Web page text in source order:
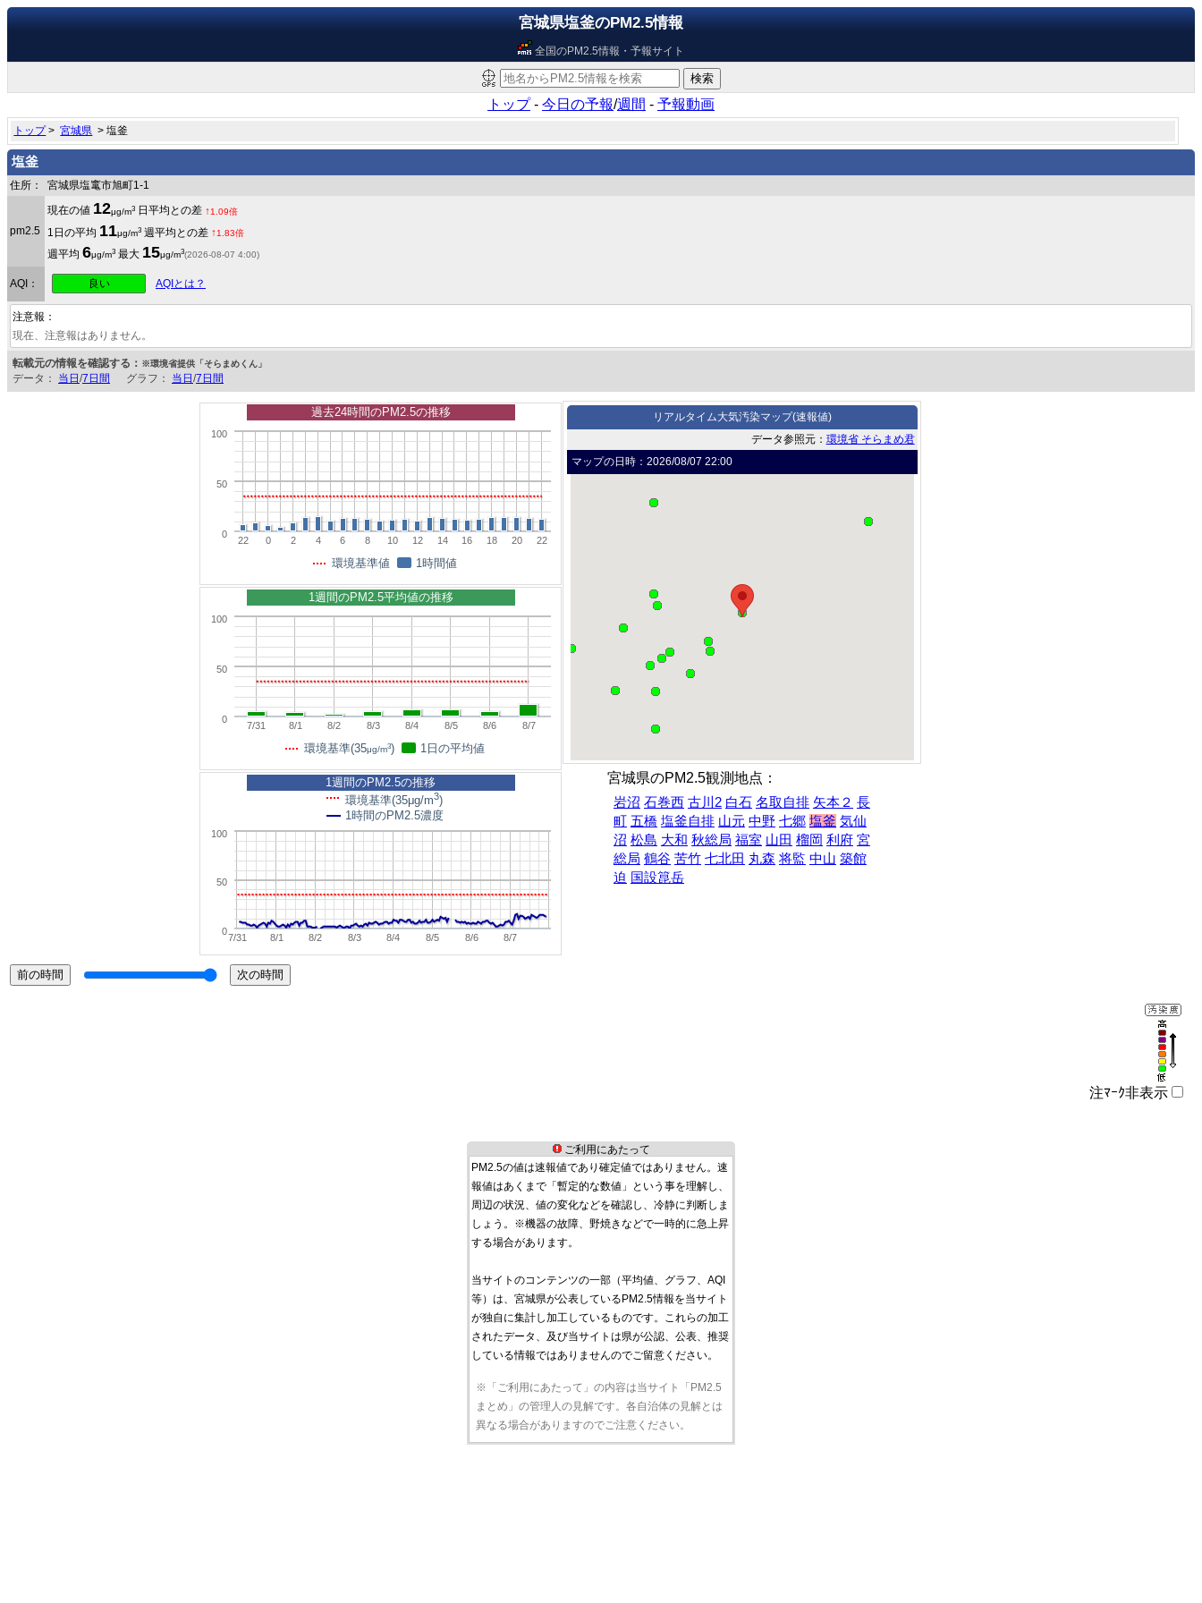
宮城県塩釜のPM2.5情報
全国のPM2.5情報・予報サイト
トップ- 今日の予報/週間 - 予報動画
トップ>宮城県 > 塩釜
塩釜
住所： 宮城県塩竃市旭町1-1
pm2.5
現在の値 12μg/m3 日平均との差 ↑1.09倍
1日の平均 11μg/m3 週平均との差 ↑1.83倍
週平均 6μg/m3 最大 15μg/m3(2026-08-07 4:00)
AQI： 良い AQIとは？
注意報：
現在、注意報はありません。
転載元の情報を確認する： ※環境省提供「そらまめくん」
データ： 当日 /7日間 グラフ： 当日 /7日間
22 0 2 4 6 8 10 12 14 16 18 20 22
0
50
100
過去24時間のPM2.5の推移
環境基準値 1時間値
7/31 8/1 8/2 8/3 8/4 8/5 8/6 8/7
0
50
100
1週間のPM2.5平均値の推移
環境基準(35μg/m3) 1日の平均値
7/31 8/1 8/2 8/3 8/4 8/5 8/6 8/7
0
50
100
1週間のPM2.5の推移
環境基準(35μg/m3)
1時間のPM2.5濃度
リアルタイム大気汚染マップ(速報値)
データ参照元： 環境省 そらまめ君
マップの日時： 2026/08/07 22:00
宮城県のPM2.5観測地点：
岩沼 石巻西 古川2 白石 名取自排 矢本２ 長
町 五橋 塩釜自排 山元 中野 七郷 塩釜 気仙
沼 松島 大和 秋総局 福室 山田 榴岡 利府 宮
総局 鶴谷 苦竹 七北田 丸森 将監 中山 築館
迫 国設箟岳
注ﾏｰｸ非表示
ご利用にあたって
PM2.5の値は速報値であり確定値ではありません。速
報値はあくまで「暫定的な数値」という事を理解し、
周辺の状況、値の変化などを確認し、冷静に判断しま
しょう。※機器の故障、野焼きなどで一時的に急上昇
する場合があります。
当サイトのコンテンツの一部（平均値、グラフ、AQI
等）は、宮城県が公表しているPM2.5情報を当サイト
が独自に集計し加工しているものです。これらの加工
されたデータ、及び当サイトは県が公認、公表、推奨
している情報ではありませんのでご留意ください。
※「ご利用にあたって」の内容は当サイト「PM2.5
まとめ」の管理人の見解です。各自治体の見解とは
異なる場合がありますのでご注意ください。